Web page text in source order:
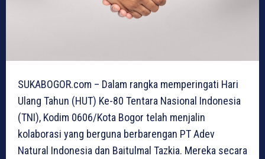
SUKABOGOR.com – Dalam rangka memperingati Hari
Ulang Tahun (HUT) Ke-80 Tentara Nasional Indonesia
(TNI), Kodim 0606/Kota Bogor telah menjalin
kolaborasi yang berguna berbarengan PT Adev
Natural Indonesia dan Baitulmal Tazkia. Mereka secara